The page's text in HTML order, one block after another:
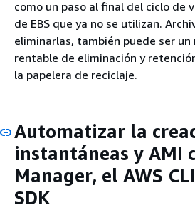
como un paso al final del ciclo de
de EBS que ya no se utilizan.
eliminarlas, también puede ser
rentable de eliminación y
la papelera de reciclaje.
Automatizar la
instantáneas y AMI
Manager, el AWS
SDK